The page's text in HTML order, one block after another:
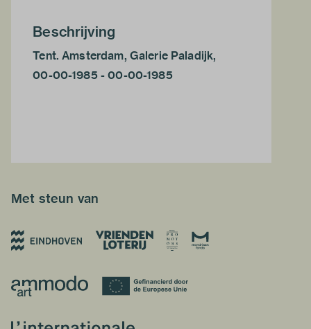
Beschrijving
Tent. Amsterdam, Galerie Paladijk,
00-00-1985 - 00-00-1985
Met steun van